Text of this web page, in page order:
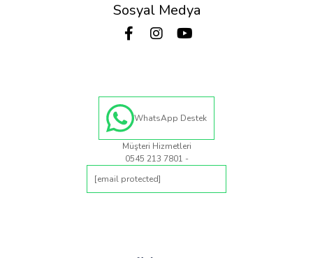
Sosyal Medya
WhatsApp Destek
Müşteri Hizmetleri
0545 213 7801 -
[email protected]